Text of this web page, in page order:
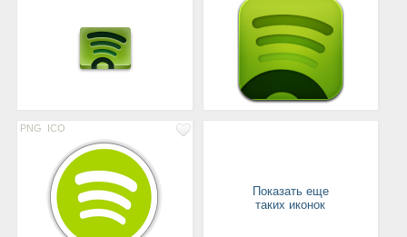
PNG ICO
Показать еще
таких иконок